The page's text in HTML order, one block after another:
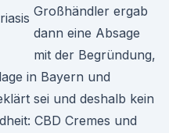
Großhändler ergab
dann eine Absage
mit der Begründung,
in Bayern und
sei und deshalb kein
CBD Cremes und